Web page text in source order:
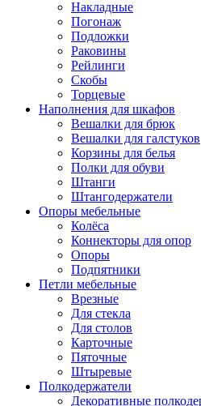
Накладные
Погонаж
Подложки
Раковины
Рейлинги
Скобы
Торцевые
Наполнения для шкафов
Вешалки для брюк
Вешалки для галстуков
Корзины для белья
Полки для обуви
Штанги
Штангодержатели
Опоры мебельные
Колёса
Коннекторы для опор
Опоры
Подпятники
Петли мебельные
Врезные
Для стекла
Для столов
Карточные
Пяточные
Штыревые
Полкодержатели
Декоративные